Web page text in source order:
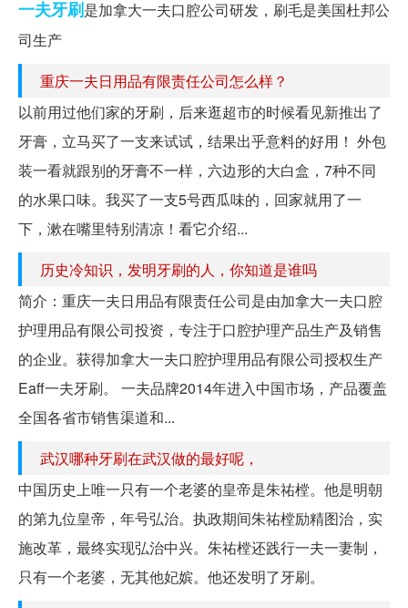
一夫牙刷是加拿大一夫口腔公司研发，刷毛是美国杜邦公
司生产
重庆一夫日用品有限责任公司怎么样？
以前用过他们家的牙刷，后来逛超市的时候看见新推出了
牙膏，立马买了一支来试试，结果出乎意料的好用！ 外包
装一看就跟别的牙膏不一样，六边形的大白盒，7种不同
的水果口味。我买了一支5号西瓜味的，回家就用了一
下，漱在嘴里特别清凉！看它介绍...
历史冷知识，发明牙刷的人，你知道是谁吗
简介：重庆一夫日用品有限责任公司是由加拿大一夫口腔
护理用品有限公司投资，专注于口腔护理产品生产及销售
的企业。获得加拿大一夫口腔护理用品有限公司授权生产
Eaff一夫牙刷。 一夫品牌2014年进入中国市场，产品覆盖
全国各省市销售渠道和...
武汉哪种牙刷在武汉做的最好呢，
中国历史上唯一只有一个老婆的皇帝是朱祐樘。他是明朝
的第九位皇帝，年号弘治。执政期间朱祐樘励精图治，实
施改革，最终实现弘治中兴。朱祐樘还践行一夫一妻制，
只有一个老婆，无其他妃嫔。他还发明了牙刷。